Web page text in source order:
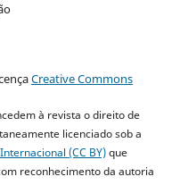
Creative Commons
à revista o direito de
licenciado sob a
(CC BY)que
reconhecimento da autoria